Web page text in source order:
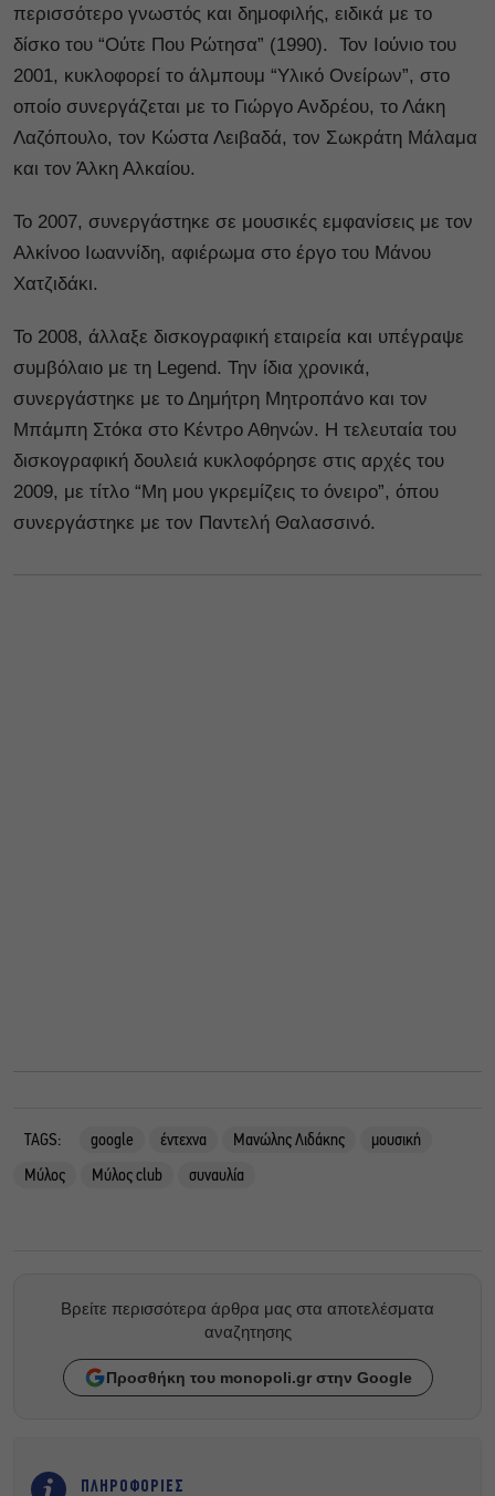
περισσότερο γνωστός και δημοφιλής, ειδικά με το
δίσκο του “Ούτε Που Ρώτησα” (1990). Τον Ιούνιο του
2001, κυκλοφορεί το άλμπουμ “Υλικό Ονείρων”, στο
οποίο συνεργάζεται με το Γιώργο Ανδρέου, το Λάκη
Λαζόπουλο, τον Κώστα Λειβαδά, τον Σωκράτη Μάλαμα
και τον Άλκη Αλκαίου.
Το 2007, συνεργάστηκε σε μουσικές εμφανίσεις με τον
Αλκίνοο Ιωαννίδη, αφιέρωμα στο έργο του Μάνου
Χατζιδάκι.
Το 2008, άλλαξε δισκογραφική εταιρεία και υπέγραψε
συμβόλαιο με τη Legend. Την ίδια χρονικά,
συνεργάστηκε με το Δημήτρη Μητροπάνο και τον
Μπάμπη Στόκα στο Κέντρο Αθηνών. Η τελευταία του
δισκογραφική δουλειά κυκλοφόρησε στις αρχές του
2009, με τίτλο “Μη μου γκρεμίζεις το όνειρο”, όπου
συνεργάστηκε με τον Παντελή Θαλασσινό.
TAGS: google έντεχνα Μανώλης Λιδάκης
μουσική
Μύλος
Μύλος club συναυλία
Βρείτε περισσότερα άρθρα μας στα αποτελέσματα
αναζητησης
Προσθήκη του monopoli.gr στην Google
ΠΛΗΡΟΦΟΡΙΕΣ